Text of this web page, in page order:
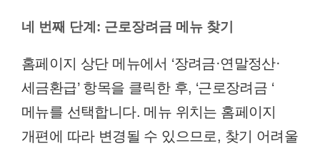
네 번째 단계: 근로장려금 메뉴 찾기
홈페이지 상단 메뉴에서 ‘장려금·연말정산·
세금환급’ 항목을 클릭한 후, ‘근로장려금 ‘
메뉴를 선택합니다. 메뉴 위치는 홈페이지
개편에 따라 변경될 수 있으므로, 찾기 어려울